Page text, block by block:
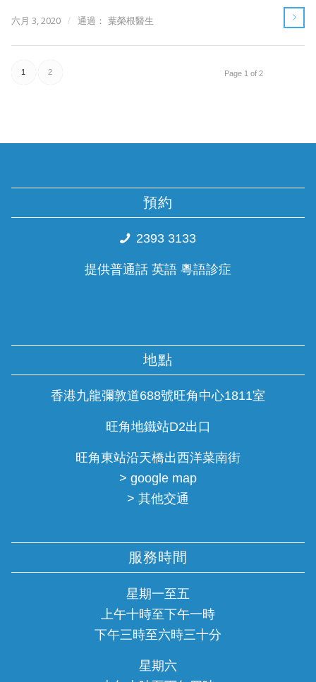
六月 3, 2020 / 通過： 葉榮根醫生
Page 1 of 2
1 2
預約
2393 3133
提供普通話 英語 粵語診症
地點
香港九龍彌敦道688號旺角中心1811室
旺角地鐵站D2出口
旺角東站沿天橋出西洋菜南街
> google map
> 其他交通
服務時間
星期一至五
上午十時至下午一時
下午三時至六時三十分
星期六